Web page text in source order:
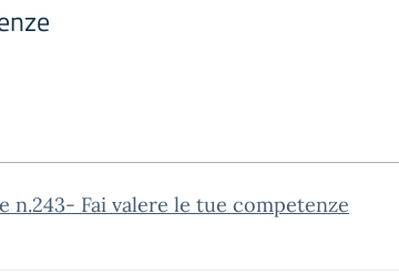
Fai valere le tue competenze